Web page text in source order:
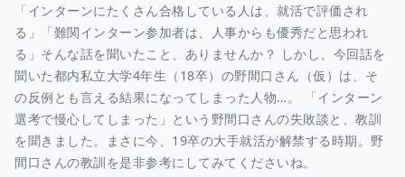
「インターンにたくさん合格している人は、就活で評価され
る」「難関インターン参加者は、人事からも優秀だと思われ
る」そんな話を聞いたこと、ありませんか？ しかし、今回話を
聞いた都内私立大学4年生（18卒）の野間口さん（仮）は、そ
の反例とも言える結果になってしまった人物…。 「インターン
選考で慢心してしまった」という野間口さんの失敗談と、教訓
を聞きました。まさに今、19卒の大手就活が解禁する時期。野
間口さんの教訓を是非参考にしてみてくださいね。